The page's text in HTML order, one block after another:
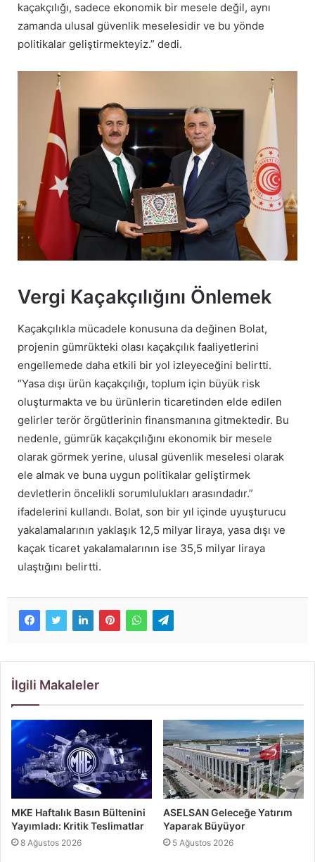
kaçakçılığı, sadece ekonomik bir mesele değil, aynı
zamanda ulusal güvenlik meselesidir ve bu yönde
politikalar geliştirmekteyiz.” dedi.
Vergi Kaçakçılığını Önlemek
Kaçakçılıkla mücadele konusuna da değinen Bolat,
projenin gümrükteki olası kaçakçılık faaliyetlerini
engellemede daha etkili bir yol izleyeceğini belirtti.
“Yasa dışı ürün kaçakçılığı, toplum için büyük risk
oluşturmakta ve bu ürünlerin ticaretinden elde edilen
gelirler terör örgütlerinin finansmanına gitmektedir. Bu
nedenle, gümrük kaçakçılığını ekonomik bir mesele
olarak görmek yerine, ulusal güvenlik meselesi olarak
ele almak ve buna uygun politikalar geliştirmek
devletlerin öncelikli sorumlulukları arasındadır.”
ifadelerini kullandı. Bolat, son bir yıl içinde uyuşturucu
yakalamalarının yaklaşık 12,5 milyar liraya, yasa dışı ve
kaçak ticaret yakalamalarının ise 35,5 milyar liraya
ulaştığını belirtti.
İlgili Makaleler
MKE Haftalık Basın Bültenini
Yayımladı: Kritik Teslimatlar
8 Ağustos 2026
ASELSAN Geleceğe Yatırım
Yaparak Büyüyor
5 Ağustos 2026